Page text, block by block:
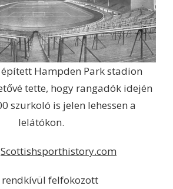
Hampden Park stadion
tette, hogy rangadók idején
szurkoló is jelen lehessen a
lelátókon.
Scottishsporthistory.com
rendkívül felfokozott